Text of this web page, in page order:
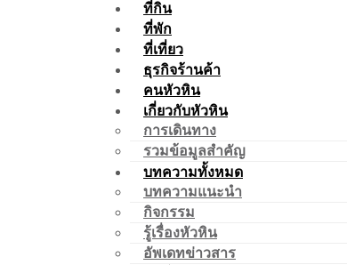
ที่กิน
ที่พัก
ที่เที่ยว
ธุรกิจร้านค้า
คนหัวหิน
เกี่ยวกับหัวหิน
การเดินทาง
รวมข้อมูลสำคัญ
บทความทั้งหมด
บทความแนะนำ
กิจกรรม
รู้เรื่องหัวหิน
อัพเดทข่าวสาร